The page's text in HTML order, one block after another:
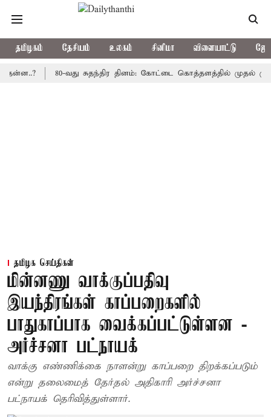
தமிழகம் தேசியம் உலகம் சினிமா விளையாட்டு
80-வது சுதந்திர தினம்: கோட்டை கொத்தளத்தில் முதல்
தமிழக செய்திகள்
மின்னணு வாக்குப்பதிவு
இயந்திரங்கள் காப்பறைகளில்
பாதுகாப்பாக வைக்கப்பட்டுள்ளன -
அர்ச்சனா பட்நாயக்
வாக்கு எண்ணிக்கை நாளன்று காப்பறை திறக்கப்படும்
என்று தலைமைத் தேர்தல் அதிகாரி அர்ச்சனா
பட்நாயக் தெரிவித்துள்ளார்.